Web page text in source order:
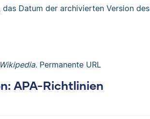
Datum der archivierten Version des
Wikipedia.Permanente URL
APA-Richtlinien